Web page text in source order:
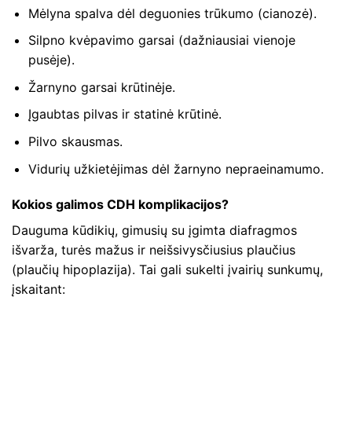
Mėlyna spalva dėl deguonies trūkumo (cianozė).
Silpno kvėpavimo garsai (dažniausiai vienoje
pusėje).
Žarnyno garsai krūtinėje.
Įgaubtas pilvas ir statinė krūtinė.
Pilvo skausmas.
Vidurių užkietėjimas dėl žarnyno nepraeinamumo.
Kokios galimos CDH komplikacijos?
Dauguma kūdikių, gimusių su įgimta diafragmos
išvarža, turės mažus ir neišsivysčiusius plaučius
(plaučių hipoplazija). Tai gali sukelti įvairių sunkumų,
įskaitant: